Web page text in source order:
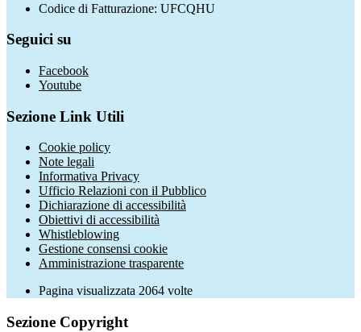
Codice di Fatturazione: UFCQHU
Seguici su
Facebook
Youtube
Sezione Link Utili
Cookie policy
Note legali
Informativa Privacy
Ufficio Relazioni con il Pubblico
Dichiarazione di accessibilità
Obiettivi di accessibilità
Whistleblowing
Gestione consensi cookie
Amministrazione trasparente
Pagina visualizzata 2064 volte
Sezione Copyright